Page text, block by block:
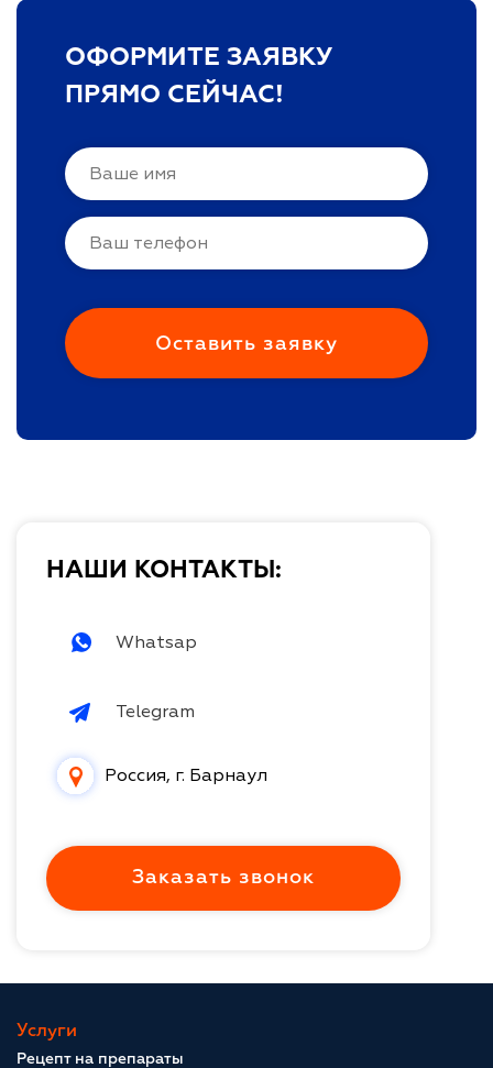
ОФОРМИТЕ ЗАЯВКУ
ПРЯМО СЕЙЧАС!
НАШИ КОНТАКТЫ:
Whatsap
Telegram
Россия, г. Барнаул
Заказать звонок
Услуги
Рецепт на препараты